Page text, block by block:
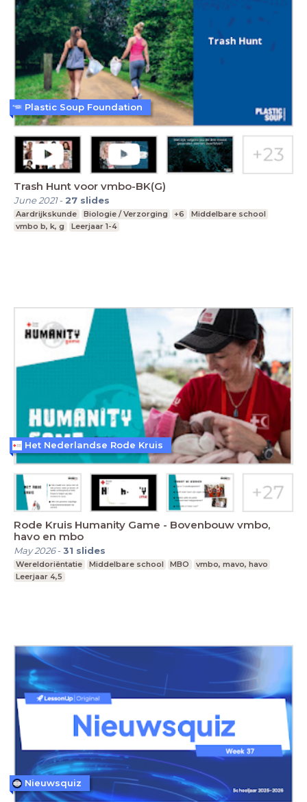
Trash Hunt voor vmbo-BK(G)
June 2021- 27 slides
Aardrijkskunde Biologie / Verzorging +6
Middelbare school
vmbo b, k, g
Leerjaar 1-4
Plastic Soup Foundation
Rode Kruis Humanity Game - Bovenbouw vmbo,
havo en mbo
May 2026-31 slides
Wereldoriëntatie Middelbare school MBO
vmbo, mavo, havo
Leerjaar 4,5
Het Nederlandse Rode Kruis
Nieuwsquiz